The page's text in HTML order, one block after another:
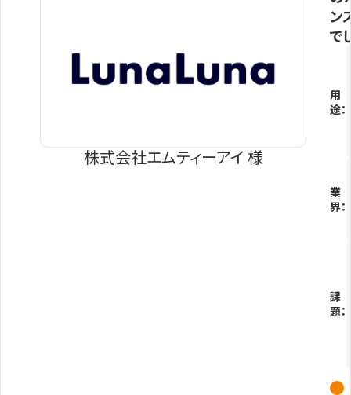
株式会社エムティーアイ 様
ン
で
用
途：
業
界：
課
題：